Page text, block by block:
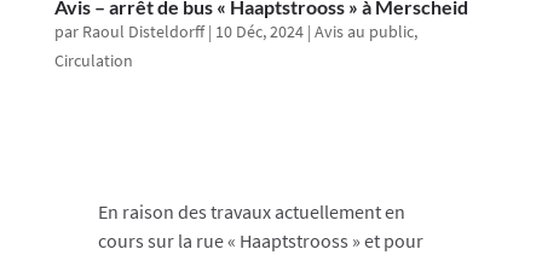
Avis – arrêt de bus « Haaptstrooss » à Merscheid
par Raoul Disteldorff| 10 Déc, 2024| Avis au public,
Circulation
En raison des travaux actuellement en
cours sur la rue « Haaptstrooss » et pour